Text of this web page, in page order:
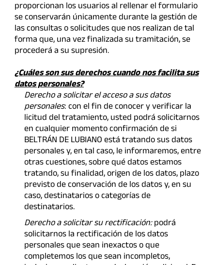
proporcionan los usuarios al rellenar el formulario
se conservarán únicamente durante la gestión de
las consultas o solicitudes que nos realizan de tal
forma que, una vez finalizada su tramitación, se
procederá a su supresión.
¿Cuáles son sus derechos cuando nos facilita sus
datos personales?
Derecho a solicitar el acceso a sus datos
personales: con el fin de conocer y verificar la
licitud del tratamiento, usted podrá solicitarnos
en cualquier momento confirmación de si
BELTRÁN DE LUBIANO está tratando sus datos
personales y, en tal caso, le informaremos, entre
otras cuestiones, sobre qué datos estamos
tratando, su finalidad, origen de los datos, plazo
previsto de conservación de los datos y, en su
caso, destinatarios o categorías de
destinatarios.
Derecho a solicitar su rectificación:podrá
solicitarnos la rectificación de los datos
personales que sean inexactos o que
completemos los que sean incompletos,